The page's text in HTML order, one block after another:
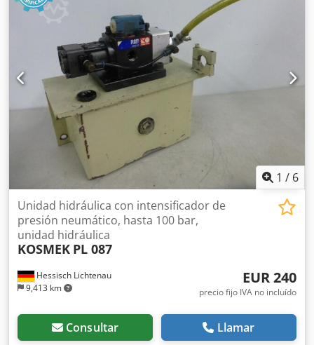
1 / 6
Hessisch Lichtenau
9,413 km
Unidad hidráulica con intensificador de
presión neumático, hasta 100 bar,
unidad hidráulica
KOSMEK PL 087
EUR 240
precio fijo IVA no incluído
Consultar Llamar